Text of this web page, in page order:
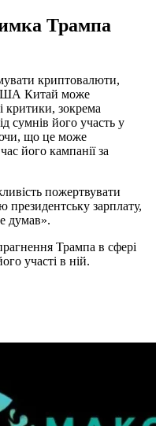
Трампа
криптовалюти,
Китай може
критики, зокрема
сумнів його участь у
що це може
його кампанії за
пожертвувати
президентську зарплату,
думав».
Трампа в сфері
участі в ній.